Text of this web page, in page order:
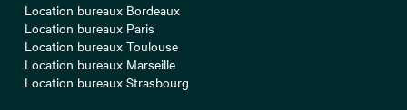
Location bureaux Bordeaux
Location bureaux Paris
Location bureaux Toulouse
Location bureaux Marseille
Location bureaux Strasbourg